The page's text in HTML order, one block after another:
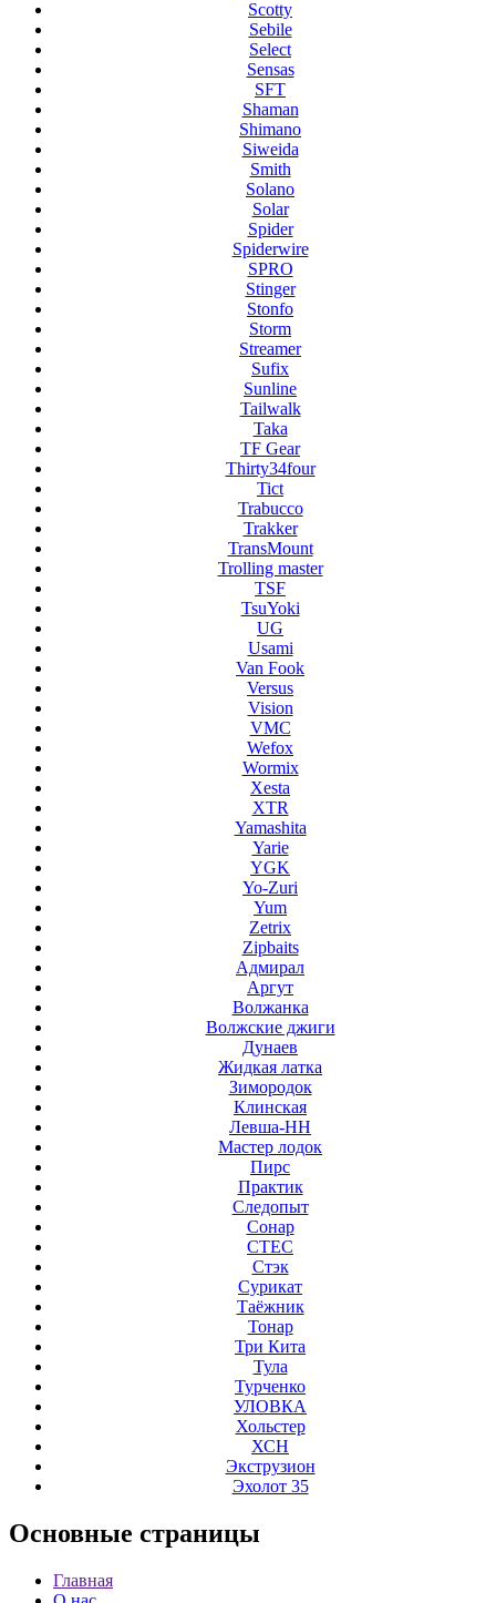
Scotty
Sebile
Select
Sensas
SFT
Shaman
Shimano
Siweida
Smith
Solano
Solar
Spider
Spiderwire
SPRO
Stinger
Stonfo
Storm
Streamer
Sufix
Sunline
Tailwalk
Taka
TF Gear
Thirty34four
Tict
Trabucco
Trakker
TransMount
Trolling master
TSF
TsuYoki
UG
Usami
Van Fook
Versus
Vision
VMC
Wefox
Wormix
Xesta
XTR
Yamashita
Yarie
YGK
Yo-Zuri
Yum
Zetrix
Zipbaits
Адмирал
Аргут
Волжанка
Волжские джиги
Дунаев
Жидкая латка
Зимородок
Клинская
Левша-НН
Мастер лодок
Пирс
Практик
Следопыт
Сонар
СТЕС
Стэк
Сурикат
Таёжник
Тонар
Три Кита
Тула
Турченко
УЛОВКА
Хольстер
ХСН
Экструзион
Эхолот 35
Основные страницы
Главная